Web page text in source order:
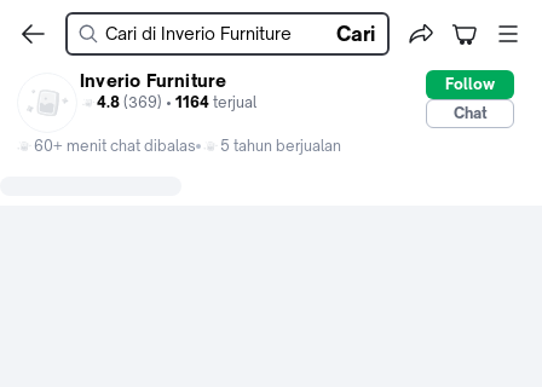
Cari
Inverio Furniture
4.8 (369) • 1164 terjual
Follow
Chat
60+ menit chat dibalas
5 tahun berjualan